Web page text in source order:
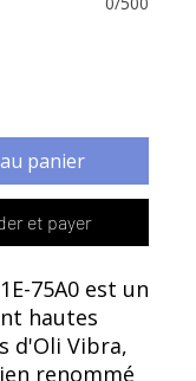
panier
et payer
75A0 est un
hautes
d'Oli Vibra,
renommé